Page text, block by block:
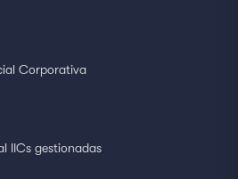
Corporativa
IICs gestionadas